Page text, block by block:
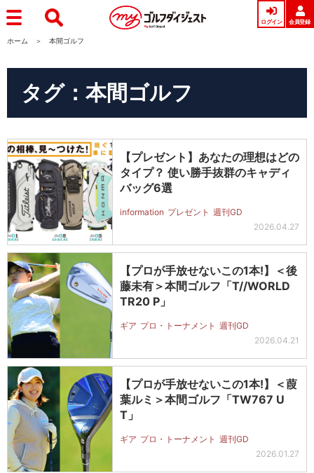
ログイン 会員登録
ホーム 本間ゴルフ
タグ：本間ゴルフ
【プレゼント】あなたの理想はどの
タイプ？ 使い勝手抜群のキャディ
バッグ6選
information プレゼント 週刊GD
2026.04.27
【プロが手放せないこの1本!】＜後
藤未有＞本間ゴルフ「T//WORLD
TR20 P」
ギア プロ・トーナメント 週刊GD
2026.04.21
【プロが手放せないこの1本!】＜葭
葉ルミ＞本間ゴルフ「TW767 U
T」
ギア プロ・トーナメント 週刊GD
2026.01.27